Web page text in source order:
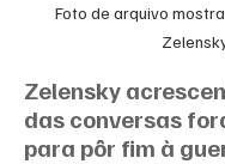
Foto de arquivo
Zelensky
das conversas
para pôr fim à